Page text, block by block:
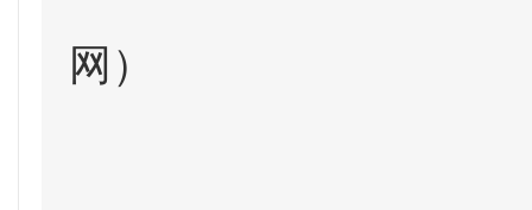
网）